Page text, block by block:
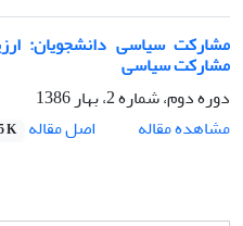
مشارکت سیاسی دانشجویان:
مشارکت سیاسی
دوره دوم، شماره 2، بهار 1386
مشاهده مقاله
اصل مقاله K